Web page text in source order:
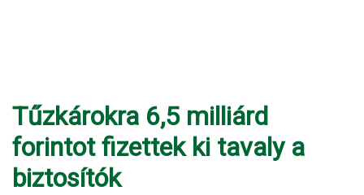
Tűzkárokra 6,5 milliárd
forintot fizettek ki tavaly a
biztosítók